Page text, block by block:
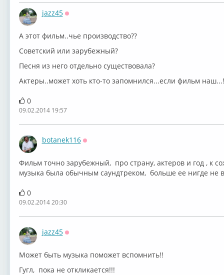
jazz45
А этот фильм..чье производство??
Советский или зарубежный?
Песня из него отдельно существовала?
Актеры..может хоть кто-то запомнился...если фильм
0
09.02.2014 19:57
botanek116
Фильм точно зарубежный, про страну, актеров и год , к
музыка была обычным саундтреком, больше ее нигде не
0
09.02.2014 20:30
jazz45
Может быть музыка поможет вспомнить!!
Гугл, пока не откликается!!!